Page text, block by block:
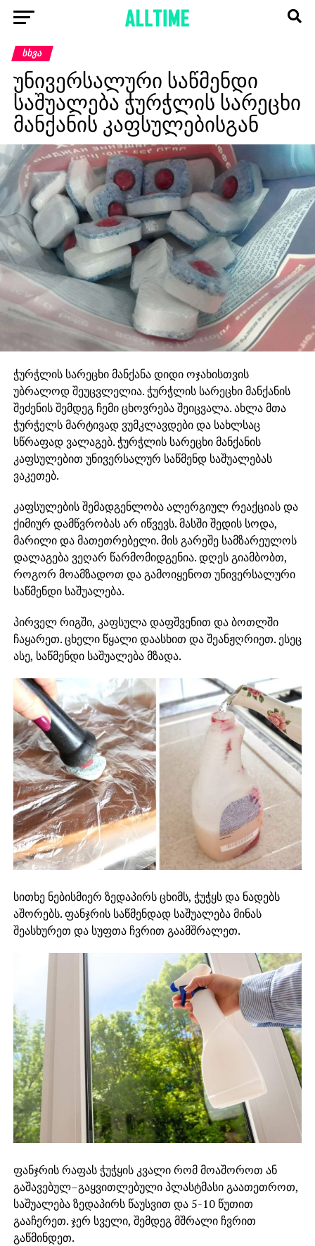
ᲡᲮᲕᲐ
უნივერსალური საწმენდი
საშუალება ჭურჭლის სარეცხი
მანქანის კაფსულებისგან
ჭურჭლის სარეცხი მანქანა დიდი ოჯახისთვის
უბრალოდ შეუცვლელია. ჭურჭლის სარეცხი მანქანის
შეძენის შემდეგ ჩემი ცხოვრება შეიცვალა. ახლა მთა
ჭურჭელს მარტივად ვუმკლავდები და სახლსაც
სწრაფად ვალაგებ. ჭურჭლის სარეცხი მანქანის
კაფსულებით უნივერსალურ საწმენდ საშუალებას
ვაკეთებ.
კაფსულების შემადგენლობა ალერგიულ რეაქციას და
ქიმიურ დამწვრობას არ იწვევს. მასში შედის სოდა,
მარილი და მათეთრებელი. მის გარეშე სამზარეულოს
დალაგება ვეღარ წარმომიდგენია. დღეს გიამბობთ,
როგორ მოამზადოთ და გამოიყენოთ უნივერსალური
საწმენდი საშუალება.
პირველ რიგში, კაფსულა დაფშვენით და ბოთლში
ჩაყარეთ. ცხელი წყალი დაასხით და შეანჟღრიეთ. ესეც
ასე, საწმენდი საშუალება მზადა.
სითხე ნებისმიერ ზედაპირს ცხიმს, ჭუჭყს და ნადებს
აშორებს. ფანჯრის საწმენდად საშუალება მინას
შეასხურეთ და სუფთა ჩვრით გაამშრალეთ.
ფანჯრის რაფას ჭუჭყის კვალი რომ მოაშოროთ ან
გაშავებულ–გაყვითლებული პლასტმასი გაათეთროთ,
საშუალება ზედაპირს წაუსვით და 5-10 წუთით
გააჩერეთ. ჯერ სველი, შემდეგ მშრალი ჩვრით
გაწმინდეთ.